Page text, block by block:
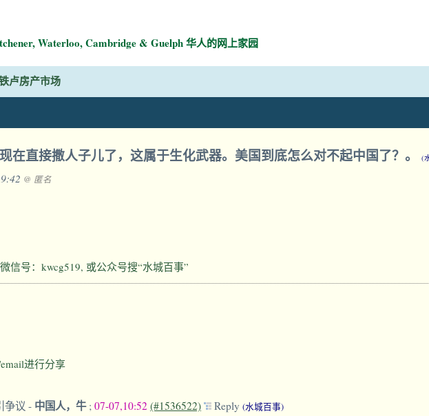
Waterloo, Cambridge & Guelph 华人的网上家园
卢房产市场
在直接撒人子儿了，这属于生化武器。美国到底怎么对不起中国了？。 (
@ 匿名
信号：kwcg519, 或公众号搜“水城百事”
进行分享
争议 - 中国人，牛 ; 07-07,10:52 (#1536522) Reply (水城百事)